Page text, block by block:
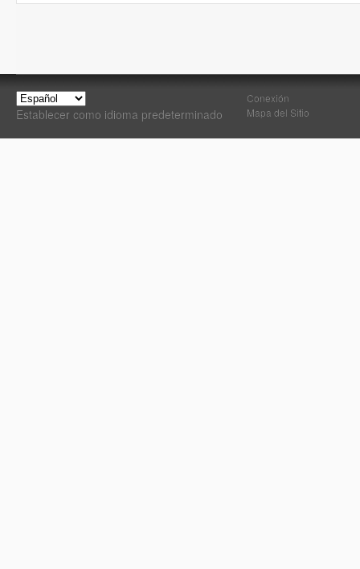
Establecer como idioma predeterminado
Conexión
Mapa del Sitio